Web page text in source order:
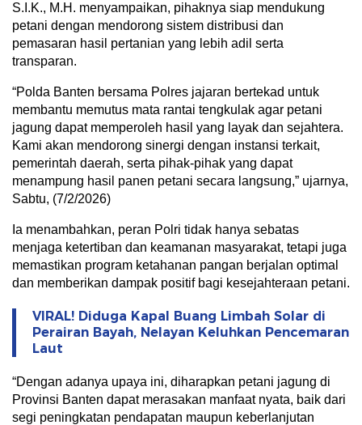
S.I.K., M.H. menyampaikan, pihaknya siap mendukung
petani dengan mendorong sistem distribusi dan
pemasaran hasil pertanian yang lebih adil serta
transparan.
“Polda Banten bersama Polres jajaran bertekad untuk
membantu memutus mata rantai tengkulak agar petani
jagung dapat memperoleh hasil yang layak dan sejahtera.
Kami akan mendorong sinergi dengan instansi terkait,
pemerintah daerah, serta pihak-pihak yang dapat
menampung hasil panen petani secara langsung,” ujarnya,
Sabtu, (7/2/2026)
Ia menambahkan, peran Polri tidak hanya sebatas
menjaga ketertiban dan keamanan masyarakat, tetapi juga
memastikan program ketahanan pangan berjalan optimal
dan memberikan dampak positif bagi kesejahteraan petani.
VIRAL! Diduga Kapal Buang Limbah Solar di
Perairan Bayah, Nelayan Keluhkan Pencemaran
Laut
“Dengan adanya upaya ini, diharapkan petani jagung di
Provinsi Banten dapat merasakan manfaat nyata, baik dari
segi peningkatan pendapatan maupun keberlanjutan